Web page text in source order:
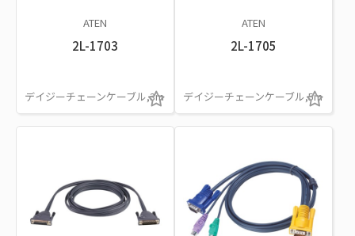
ATEN
2L-1703
デイジーチェーンケーブル,3m
ATEN
2L-1705
デイジーチェーンケーブル,5m